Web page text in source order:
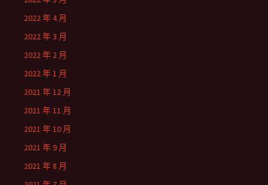
2022 年 4 月
2022 年 3 月
2022 年 2 月
2022 年 1 月
2021 年 12 月
2021 年 11 月
2021 年 10 月
2021 年 9 月
2021 年 8 月